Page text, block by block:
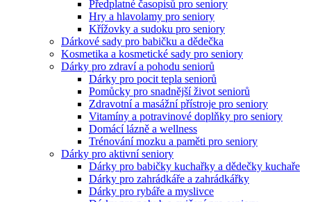
Předplatné časopisů pro seniory
Hry a hlavolamy pro seniory
Křížovky a sudoku pro seniory
Dárkové sady pro babičku a dědečka
Kosmetika a kosmetické sady pro seniory
Dárky pro zdraví a pohodu seniorů
Dárky pro pocit tepla seniorů
Pomůcky pro snadnější život seniorů
Zdravotní a masážní přístroje pro seniory
Vitamíny a potravinové doplňky pro seniory
Domácí lázně a wellness
Trénování mozku a paměti pro seniory
Dárky pro aktivní seniory
Dárky pro babičky kuchařky a dědečky kuchaře
Dárky pro zahrádkáře a zahrádkářky
Dárky pro rybáře a myslivce